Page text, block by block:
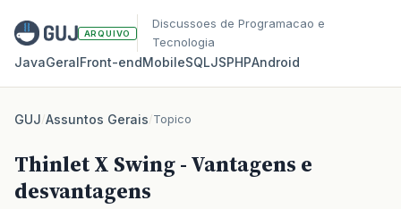
ARQUIVO
Discussoes de Programacao e
Tecnologia
JavaGeralFront‑endMobileSQLJSPHPAndroid
GUJ/Assuntos Gerais/Topico
Thinlet X Swing - Vantagens e
desvantagens